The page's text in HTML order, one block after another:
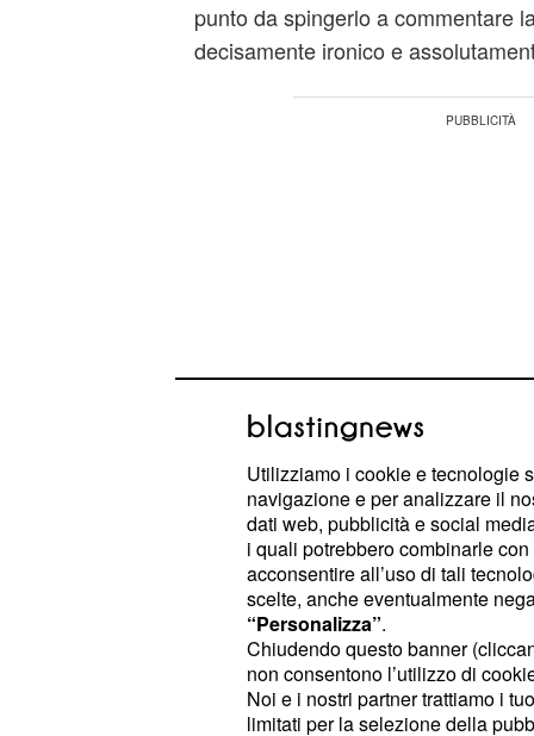
punto da spingerlo a commentare
decisamente ironico e
L'attore, infatti, ha dichiarato: 'Me
Rocco Siffredi
Rosza Tassi
Instagram Stories
Rosza Tassi, moglie da 25 anni di
Utilizziamo i cookie e tecnologie
navigazione e per analizzare il
dati web, pubblicità e social
i quali potrebbero combinarle
acconsentire all’uso di tali
scelte, anche eventualmente
“Personalizza”.
Chiudendo questo banner
non consentono l’utilizzo di
Noi e i nostri partner trattiamo i
limitati per la selezione della